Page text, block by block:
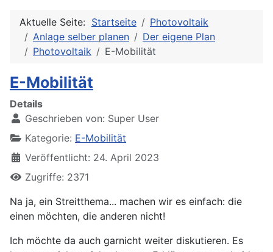
Aktuelle Seite: Startseite
Photovoltaik
Anlage selber planen
Der eigene Plan
Photovoltaik
E-Mobilität
E-Mobilität
Details
Geschrieben von: Super User
Kategorie: E-Mobilität
Veröffentlicht: 24. April 2023
Zugriffe: 2371
Na ja, ein Streitthema... machen wir es einfach: die
einen möchten, die anderen nicht!
Ich möchte da auch garnicht weiter diskutieren. Es